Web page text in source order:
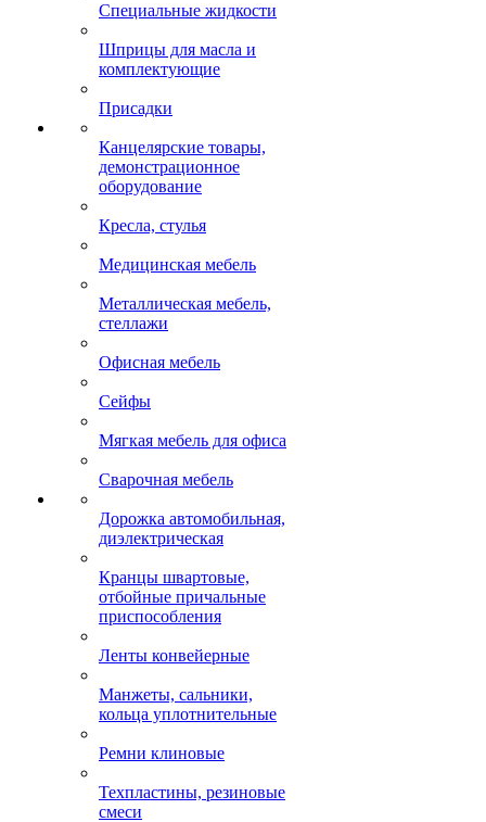
Специальные жидкости
Шприцы для масла и
комплектующие
Присадки
Канцелярские товары,
демонстрационное
оборудование
Кресла, стулья
Медицинская мебель
Металлическая мебель,
стеллажи
Офисная мебель
Сейфы
Мягкая мебель для офиса
Сварочная мебель
Дорожка автомобильная,
диэлектрическая
Кранцы швартовые,
отбойные причальные
приспособления
Ленты конвейерные
Манжеты, сальники,
кольца уплотнительные
Ремни клиновые
Техпластины, резиновые
смеси